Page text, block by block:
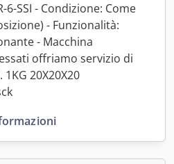
6-SSI - Condizione: Come
- Funzionalità:
- Macchina
offriamo servizio di
20X20X20